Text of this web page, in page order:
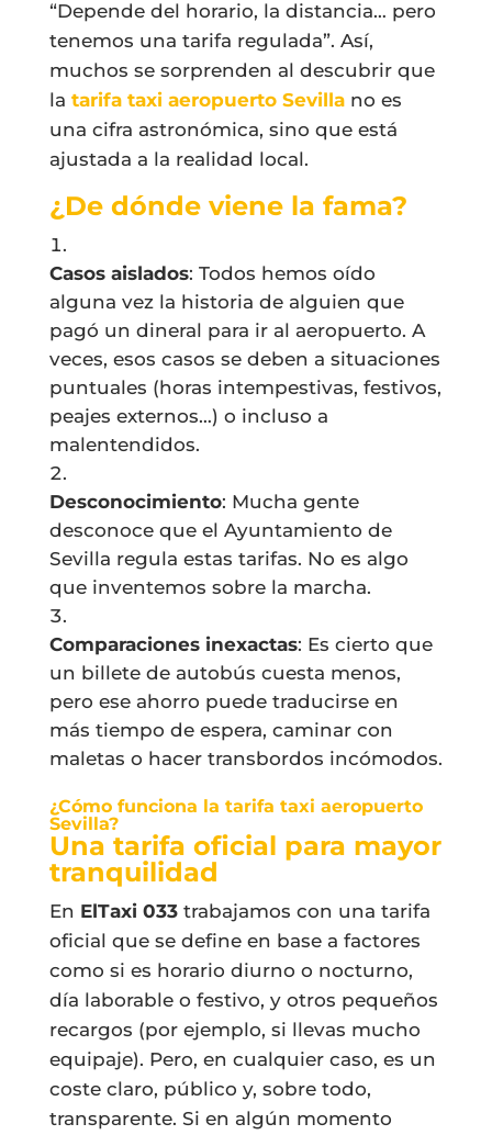
“Depende del horario, la distancia… pero
tenemos una tarifa regulada”. Así,
muchos se sorprenden al descubrir que
la tarifa taxi aeropuerto Sevillano es
una cifra astronómica, sino que está
ajustada a la realidad local.
¿De dónde viene la fama?
Casos aislados: Todos hemos oído
alguna vez la historia de alguien que
pagó un dineral para ir al aeropuerto. A
veces, esos casos se deben a situaciones
puntuales (horas intempestivas, festivos,
peajes externos…) o incluso a
malentendidos.
Desconocimiento: Mucha gente
desconoce que el Ayuntamiento de
Sevilla regula estas tarifas. No es algo
que inventemos sobre la marcha.
Comparaciones inexactas: Es cierto que
un billete de autobús cuesta menos,
pero ese ahorro puede traducirse en
más tiempo de espera, caminar con
maletas o hacer transbordos incómodos.
¿Cómo funciona la tarifa taxi aeropuerto
Sevilla?
Una tarifa oficial para mayor
tranquilidad
En ElTaxi 033trabajamos con una tarifa
oficial que se define en base a factores
como si es horario diurno o nocturno,
día laborable o festivo, y otros pequeños
recargos (por ejemplo, si llevas mucho
equipaje). Pero, en cualquier caso, es un
coste claro, público y, sobre todo,
transparente. Si en algún momento